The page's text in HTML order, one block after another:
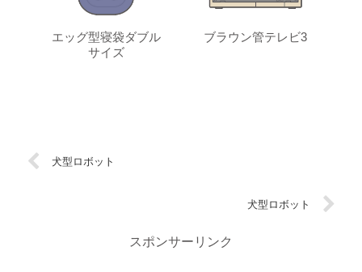
エッグ型寝袋ダブル
サイズ
ブラウン管テレビ3
犬型ロボット
犬型ロボット
スポンサーリンク